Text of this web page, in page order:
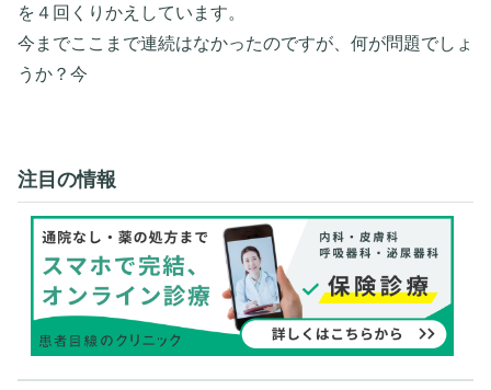
を４回くりかえしています。
今までここまで連続はなかったのですが、何が問題でしょ
うか？今
注目の情報